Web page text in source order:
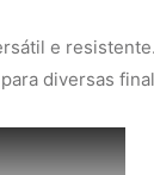
e resistente.
diversas